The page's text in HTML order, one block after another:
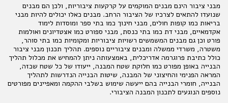
מבני ציבור הינם מבנים המוקמים על קרקעות ציבוריות, ולכן הם מבנים
שנועדו להתאים לצרכיו של הציבור הרחב. מבנים כאלו יכולים להיות מבני
בריאות כמו קופות חולים, מבני חינוך כמו בתי ספר ומוסדות לימוד
אקדמאיים, מבני דת כמו בתי כנסת, מבני ספורט כמו אצטדיונים ואולמות
פורט וכן גם מבנים המשמשים רשויות ציבוריות ומקומיות כמו בתי סוהר,
משטרה, משרדי ממשלה ומבנים ציבוריים נוספים. תהליך תכנון מבני ציבור
כולל כתיבת פרוגרמה אדריכלית, באמצעותה ניתן להמחיש את מכלול תהליך
הבנייה באופן מפורט כמו חלוקת שטח המבנה, ייעודו של כל שטח שכזה,
המראה הפנימי והחיצוני של המבנה, שיטות הבנייה הנדרשות לתהליך
הבנייה, חומרי הבנייה בהם ייעשה שימוש בשלבי ההקמה ומאפיינים מפורטים
נוספים הנוגעים לתכנון המבנה הציבורי.